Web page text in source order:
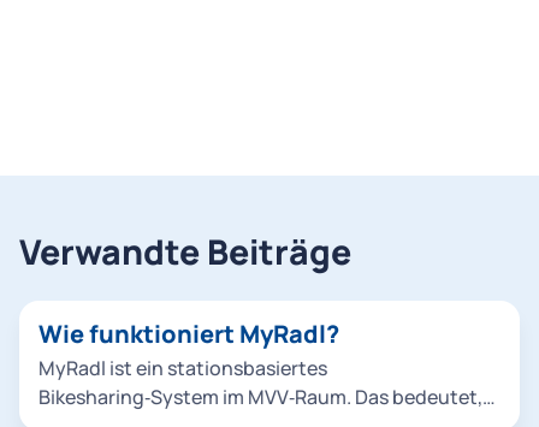
Verwandte Beiträge
Wie funktioniert MyRadl?
MyRadl ist ein stationsbasiertes
Bikesharing‑System im MVV‑Raum. Das bedeutet,